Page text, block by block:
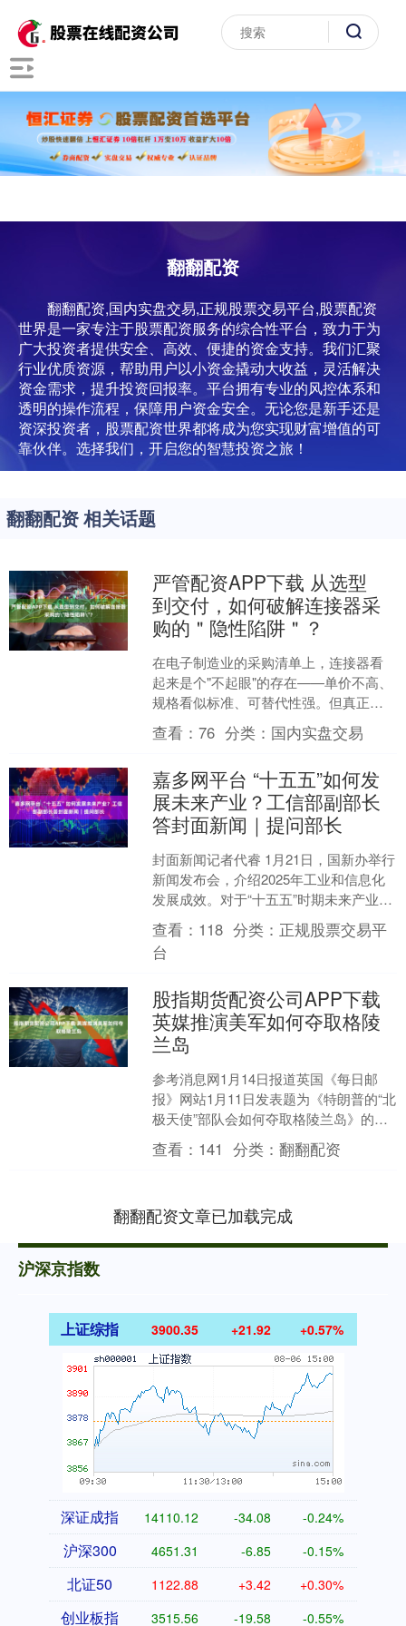
翻翻配资
翻翻配资,国内实盘交易,正规股票交易平台,股票配资
世界是一家专注于股票配资服务的综合性平台，致力于为
广大投资者提供安全、高效、便捷的资金支持。我们汇聚
行业优质资源，帮助用户以小资金撬动大收益，灵活解决
资金需求，提升投资回报率。平台拥有专业的风控体系和
透明的操作流程，保障用户资金安全。无论您是新手还是
资深投资者，股票配资世界都将成为您实现财富增值的可
靠伙伴。选择我们，开启您的智慧投资之旅！
翻翻配资 相关话题
严管配资APP下载 从选型
到交付，如何破解连接器采
购的＂隐性陷阱＂？
在电子制造业的采购清单上，连接器看
起来是个"不起眼"的存在——单价不高、
规格看似标准、可替代性强。但真正在
一线“摸爬滚打”过的从业者都清楚：连接
器单价不高，但出....
查看：76 分类： 国内实盘交易
嘉多网平台 “十五五”如何发
展未来产业？工信部副部长
答封面新闻｜提问部长
封面新闻记者代睿 1月21日，国新办举行
新闻发布会，介绍2025年工业和信息化
发展成效。对于“十五五”时期未来产业发
展工作，工业和信息化部副部长张云明
回答封面新....
查看： 118 分类： 正规股票交易平
台
股指期货配资公司APP下载
英媒推演美军如何夺取格陵
兰岛
参考消息网1月14日报道英国《每日邮
报》网站1月11日发表题为《特朗普的“北
极天使”部队会如何夺取格陵兰岛》的文
章，作者是詹姆斯·赖因尔。内容编译如
下： 美国政....
查看： 141 分类：翻翻配资
翻翻配资文章已加载完成
沪深京指数
上证综指 3900.35 +21.92 +0.57%
深证成指 14110.12 -34.08 -0.24%
沪深300 4651.31 -6.85 -0.15%
北证50 1122.88 +3.42 +0.30%
创业板指 3515.56 -19.58 -0.55%